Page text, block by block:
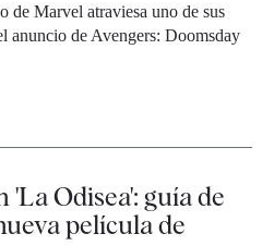
de Marvel atraviesa uno de sus
anuncio de Avengers: Doomsday
'La Odisea': guía de
película de